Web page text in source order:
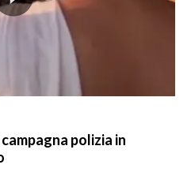
polizia in